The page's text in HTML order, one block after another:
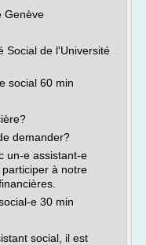
Genève
Social de l'Université
social 60 min
demander?
un-e assistant-e
à notre
e 30 min
social, il est